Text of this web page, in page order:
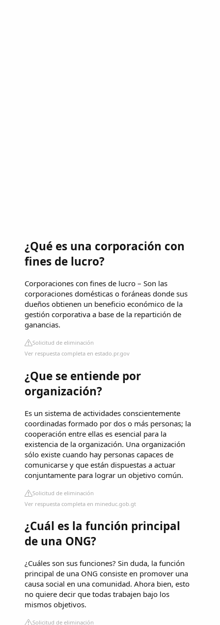
¿Qué es una corporación con
fines de lucro?
Corporaciones con fines de lucro – Son las
corporaciones domésticas o foráneas donde sus
dueños obtienen un beneficio económico de la
gestión corporativa a base de la repartición de
ganancias.
Solicitud de eliminación
Ver respuesta completa en estado.pr.gov
¿Que se entiende por
organización?
Es un sistema de actividades conscientemente
coordinadas formado por dos o más personas; la
cooperación entre ellas es esencial para la
existencia de la organización. Una organización
sólo existe cuando hay personas capaces de
comunicarse y que están dispuestas a actuar
conjuntamente para lograr un objetivo común.
Solicitud de eliminación
Ver respuesta completa en mineduc.gob.gt
¿Cuál es la función principal
de una ONG?
¿Cuáles son sus funciones? Sin duda, la función
principal de una ONG consiste en promover una
causa social en una comunidad. Ahora bien, esto
no quiere decir que todas trabajen bajo los
mismos objetivos.
Solicitud de eliminación